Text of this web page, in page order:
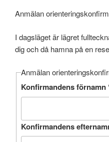
Anmälan
I dagsläget är lägret
dig och då hamna på en
Anmälan
Konfirmandens förnamn
Konfirmandens